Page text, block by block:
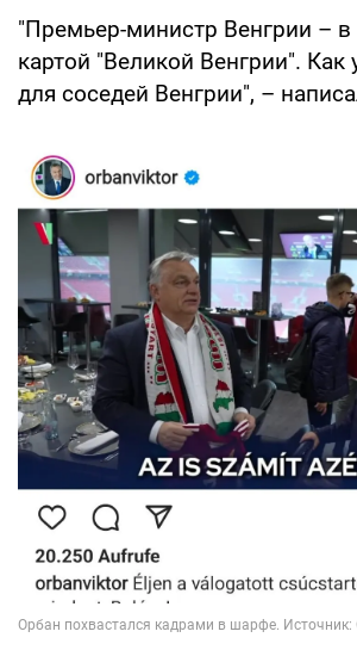
"Премьер-министр Венгрии –
картой "Великой Венгрии".
для соседей Венгрии", –